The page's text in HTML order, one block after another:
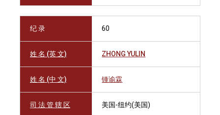
纪 录 60
姓 名 (英 文) ZHONG YULIN
姓 名 (中 文) 锺谕霖
司 法 管 辖 区 美国-纽约(美国)